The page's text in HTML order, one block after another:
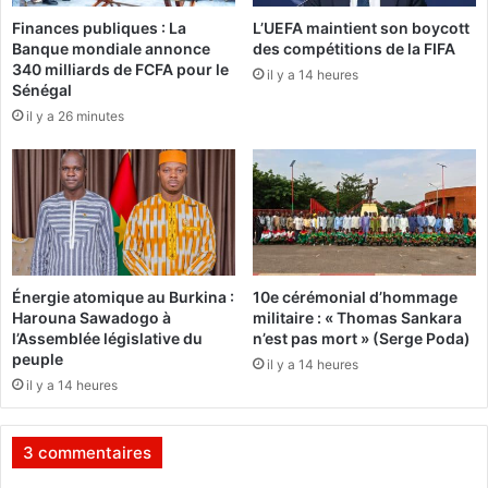
o
u
v
o
i
r
n
p
a
s
p
o
u
r
i
o
i
t
r
e
s
t
e
a
n
l
’
u
l
i
Finances publiques : La
Banque mondiale annonce
340 milliards de FCFA pour le
Sénégal
il y a 26 minutes
L’UEFA maintient son boycott
des compétitions de la FIFA
il y a 14 heures
Énergie atomique au Burkina :
Harouna Sawadogo à
l’Assemblée législative du
peuple
il y a 14 heures
10e cérémonial d’hommage
militaire : « Thomas Sankara
n’est pas mort » (Serge Poda)
il y a 14 heures
3 commentaires